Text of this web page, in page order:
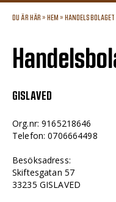
DU ÄR HÄR » HEM »
GISLAVED
Org.nr: 9165218646
Telefon: 0706664498
Besöksadress:
Skiftesgatan 57
33235 GISLAVED